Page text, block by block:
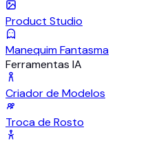
Product Studio
Manequim Fantasma
Ferramentas IA
Criador de Modelos
Troca de Rosto